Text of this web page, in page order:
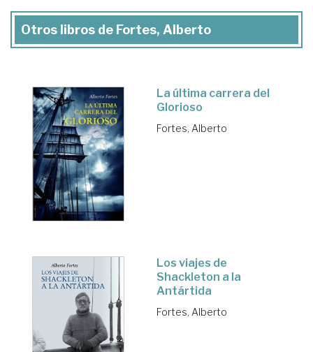
Otros libros de Fortes, Alberto
La última carrera del
Glorioso
Fortes, Alberto
Los viajes de
Shackleton a la
Antártida
Fortes, Alberto